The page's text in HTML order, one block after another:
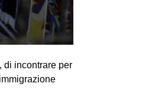
di incontrare per